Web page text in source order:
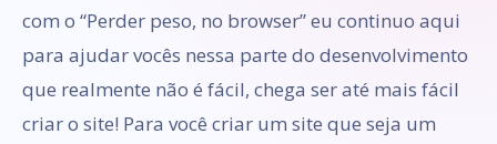
com o “Perder peso, no browser” eu continuo aqui
para ajudar vocês nessa parte do desenvolvimento
que realmente não é fácil, chega ser até mais fácil
criar o site! Para você criar um site que seja um